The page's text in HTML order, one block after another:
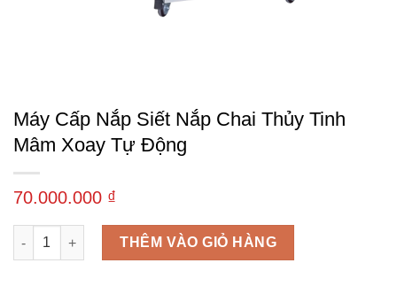
Máy Cấp Nắp Siết Nắp Chai Thủy Tinh
Mâm Xoay Tự Động
70.000.000 ₫
Máy cấp nắp siết nắp chai thủy tinh mâm xoay tự động số
THÊM VÀO GIỎ HÀNG